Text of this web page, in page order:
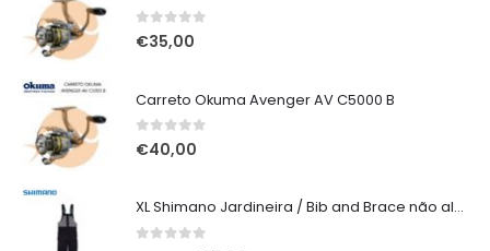
0out of 5
€35,00
Carreto Okuma Avenger AV C5000 B
0out of 5
€40,00
XL Shimano Jardineira / Bib and Brace não alcochoada preta